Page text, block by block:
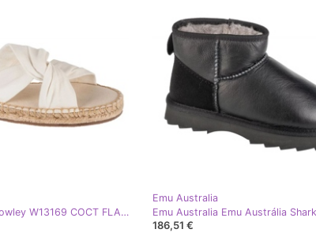
EMU Australia Rowley W13169 COCT FLAPS branco
Emu Australia
186,51 €